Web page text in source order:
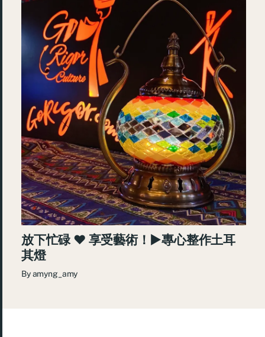
放下忙碌 ♥ 享受藝術！►專心整作土耳
其燈
Byamyng_amy